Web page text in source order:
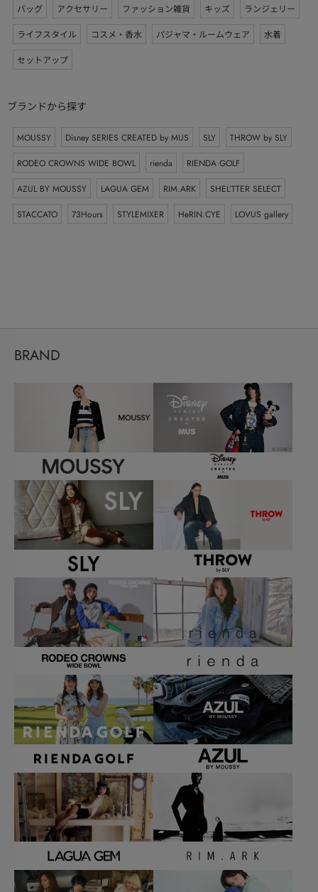
バッグ
アクセサリー ファッション雑貨 キッズ
ランジェリー
ライフスタイル
コスメ・香水 パジャマ・ルームウェア
水着
セットアップ
ブランドから探す
MOUSSY Disney SERIES CREATED by MUS SLY
THROW by SLY
RODEO CROWNS WIDE BOWL
rienda
RIENDA GOLF
AZUL BY MOUSSY
LAGUA GEM RIM.ARK
SHEL’TTER SELECT
STACCATO
73Hours STYLEMIXER HeRIN.CYE LOVUS gallery
BRAND